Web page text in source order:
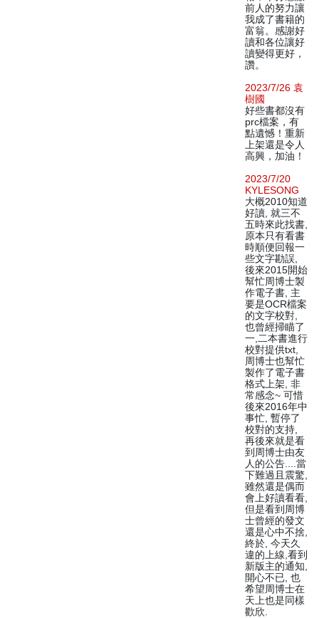
前人的努力讓
我成了書籍的
富翁。感謝好
讀和各位讓好
讀變得更好，
讚。
2023/7/26 袁
樹國
好些書都沒有
prc檔案，有
點遺憾！重新
上架還是令人
高興，加油！
2023/7/20
KYLESONG
大概2010知道
好讀, 就三不
五時來此找書,
原本只有看書
時順便回報一
些文字勘誤,
後來2015開始
幫忙周博士製
作電子書, 主
要是OCR檔案
的文字校對,
也曾經掃瞄了
一,二本書進行
校對提供txt,
周博士也幫忙
製作了電子書
格式上架, 非
常感念~ 可惜
後來2016年中
事忙, 暫停了
校對的支持,
再後來就是看
到周博士由友
人的公告....當
下難過且震驚,
雖然還是偶而
會上好讀看看,
但是看到周博
士曾經的發文
還是心中不捨,
終於, 今天久
違的上線,看到
新版主的通知,
開心不已, 也
希望周博士在
天上也是同樣
歡欣.